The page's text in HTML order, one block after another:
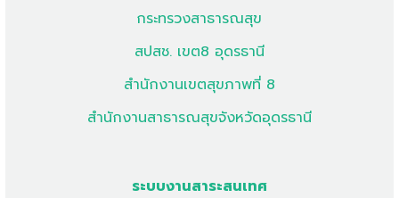
กระทรวงสาธารณสุข
สปสช. เขต8 อุดรธานี
สำนักงานเขตสุขภาพที่ 8
สำนักงานสาธารณสุขจังหวัดอุดรธานี
ระบบงานสาระสนเทศ